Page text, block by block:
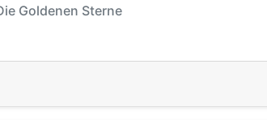
Goldenen Sterne